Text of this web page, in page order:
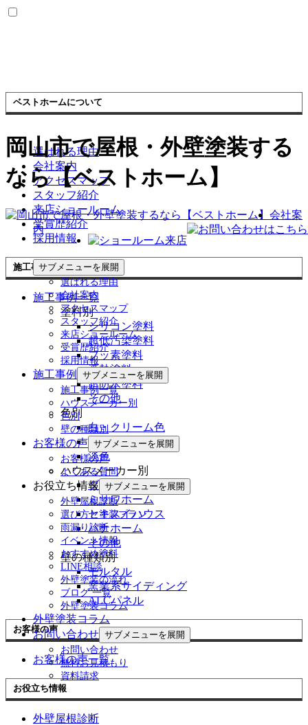
岡山市で屋根・外壁塗装する
なら【ベストホーム】
会社案
内
サブメニューを展開
選ばれる理由
会社案内
アクセスマップ
スタッフ紹介
来店ショールーム
受賞歴紹介
採用情報
施工事例
サブメニューを展開
施工事例一覧
ハウスメーカー別
色別
壁の種類別
お客様の声 サブメニューを展開
お客様の声
よくある質問
お役立ち情報 サブメニューを展開
外壁屋根診断
選び方と塗装プラン
雨漏り診断
イベント情報
おすすめ塗料
LINE相談
外壁塗装の流れ
ブログ 一覧
外壁塗装コラム
外壁塗装コラム
お問い合わせ サブメニューを展開
お問い合わせ
無料お見積もり
資料請求
ベストホームについて
選ばれる理由
会社案内
アクセスマップ
スタッフ紹介
来店ショールーム
受賞歴紹介
採用情報
施工事例
施工事例一覧
塗料別
シリコン塗料
超低汚染塗料
フッ素塗料
遮熱塗料
超防水塗料
その他
色別
白・クリーム色
濃色
淡色
ハウスメーカー別
ダイワハウス
ミサワホーム
セキスイハウス
パナホーム
その他
壁の種類別
モルタル
窯業系サイディング
ALCパネル
お客様の声
お客様の声一覧
お役立ち情報
外壁屋根診断